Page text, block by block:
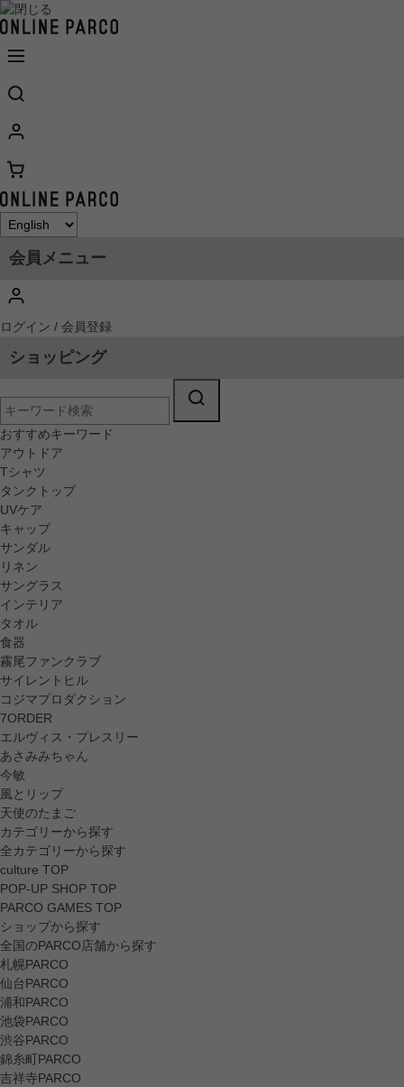
会員メニュー
ログイン / 会員登録
ショッピング
おすすめキーワード
アウトドア
Tシャツ
タンクトップ
UVケア
キャップ
サンダル
リネン
サングラス
インテリア
タオル
食器
霧尾ファンクラブ
サイレントヒル
コジマプロダクション
7ORDER
エルヴィス・プレスリー
あさみみちゃん
今敏
風とリップ
天使のたまご
カテゴリーから探す
全カテゴリーから探す
culture TOP
POP-UP SHOP TOP
PARCO GAMES TOP
ショップから探す
全国のPARCO店舗から探す
札幌PARCO
仙台PARCO
浦和PARCO
池袋PARCO
渋谷PARCO
錦糸町PARCO
吉祥寺PARCO